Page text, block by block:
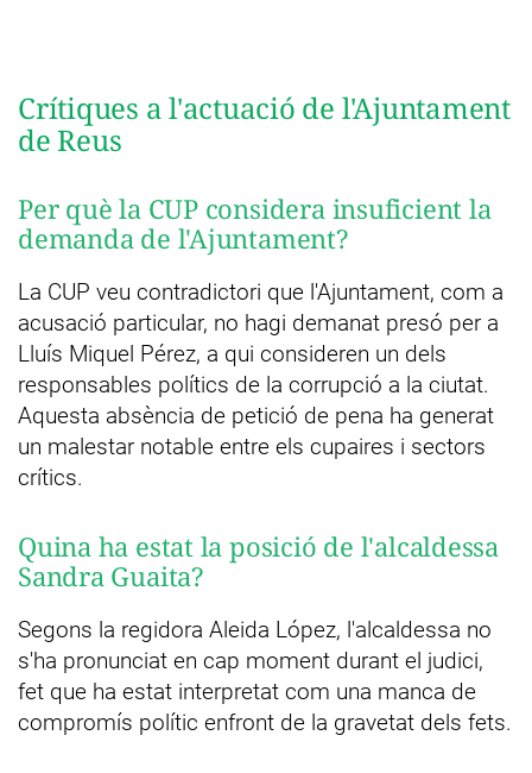
Crítiques a l'actuació de l'Ajuntament
de Reus
Per què la CUP considera insuficient la
demanda de l'Ajuntament?
La CUP veu contradictori que l'Ajuntament, com a
acusació particular, no hagi demanat presó per a
Lluís Miquel Pérez, a qui consideren un dels
responsables polítics de la corrupció a la ciutat.
Aquesta absència de petició de pena ha generat
un malestar notable entre els cupaires i sectors
crítics.
Quina ha estat la posició de l'alcaldessa
Sandra Guaita?
Segons la regidora Aleida López, l'alcaldessa no
s'ha pronunciat en cap moment durant el judici,
fet que ha estat interpretat com una manca de
compromís polític enfront de la gravetat dels fets.